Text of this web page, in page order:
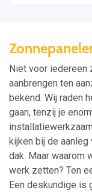
Niet voor iedereen
aanbrengen ten
bekend. Wij raden
gaan, tenzij je
kijken bij de
dak. Maar waarom
werk zetten? Ten
Een deskundige is